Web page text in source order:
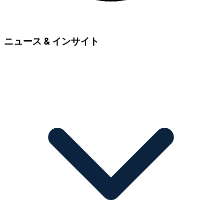
ニュース & インサイト